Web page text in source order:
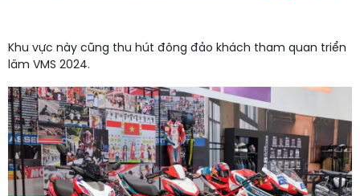
Khu vực này cũng thu hút đông đảo khách tham quan triển
lãm VMS 2024.